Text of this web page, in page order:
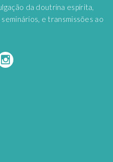
da doutrina espírita,
e transmissões ao